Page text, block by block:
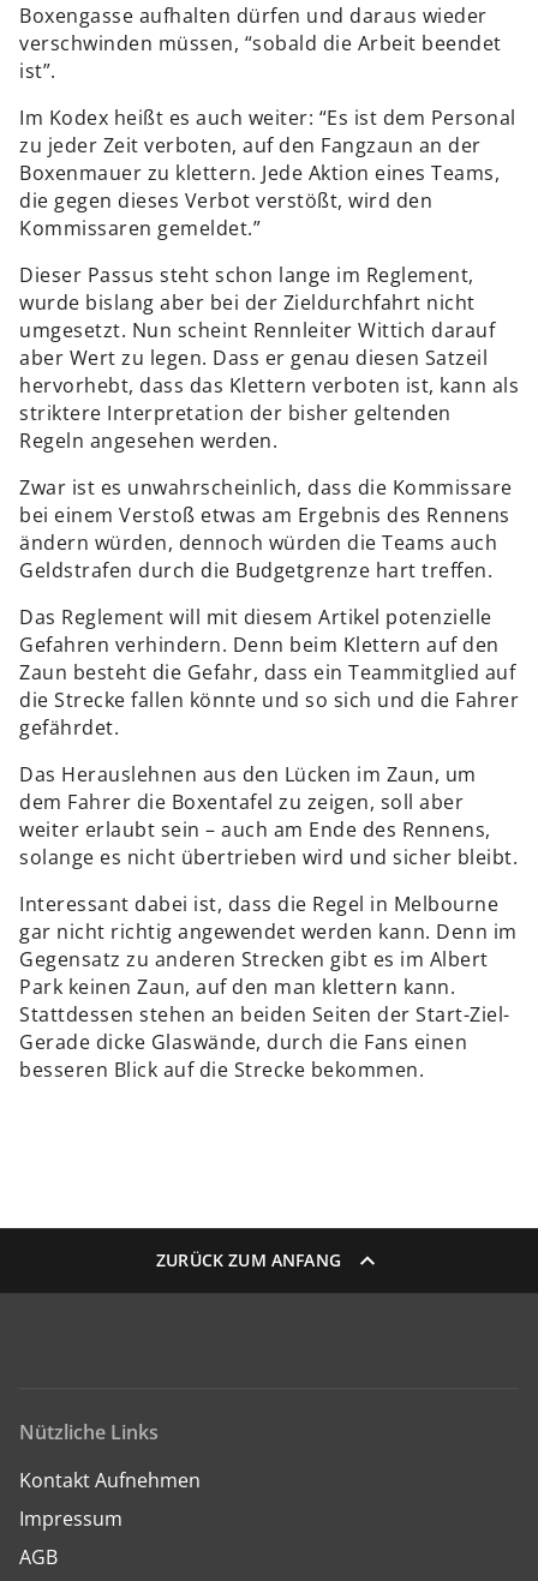
Boxengasse aufhalten dürfen und daraus wieder
verschwinden müssen, “sobald die Arbeit beendet
ist”.
Im Kodex heißt es auch weiter: “Es ist dem Personal
zu jeder Zeit verboten, auf den Fangzaun an der
Boxenmauer zu klettern. Jede Aktion eines Teams,
die gegen dieses Verbot verstößt, wird den
Kommissaren gemeldet.”
Dieser Passus steht schon lange im Reglement,
wurde bislang aber bei der Zieldurchfahrt nicht
umgesetzt. Nun scheint Rennleiter Wittich darauf
aber Wert zu legen. Dass er genau diesen Satzeil
hervorhebt, dass das Klettern verboten ist, kann als
striktere Interpretation der bisher geltenden
Regeln angesehen werden.
Zwar ist es unwahrscheinlich, dass die Kommissare
bei einem Verstoß etwas am Ergebnis des Rennens
ändern würden, dennoch würden die Teams auch
Geldstrafen durch die Budgetgrenze hart treffen.
Das Reglement will mit diesem Artikel potenzielle
Gefahren verhindern. Denn beim Klettern auf den
Zaun besteht die Gefahr, dass ein Teammitglied auf
die Strecke fallen könnte und so sich und die Fahrer
gefährdet.
Das Herauslehnen aus den Lücken im Zaun, um
dem Fahrer die Boxentafel zu zeigen, soll aber
weiter erlaubt sein – auch am Ende des Rennens,
solange es nicht übertrieben wird und sicher bleibt.
Interessant dabei ist, dass die Regel in Melbourne
gar nicht richtig angewendet werden kann. Denn im
Gegensatz zu anderen Strecken gibt es im Albert
Park keinen Zaun, auf den man klettern kann.
Stattdessen stehen an beiden Seiten der Start-Ziel-
Gerade dicke Glaswände, durch die Fans einen
besseren Blick auf die Strecke bekommen.
ZURÜCK ZUM ANFANG
Nützliche Links
Kontakt Aufnehmen
Impressum
AGB